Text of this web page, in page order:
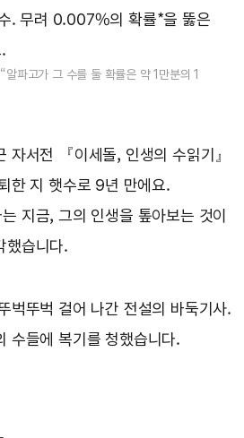
. 무려 0.007%의 확률*을 뚫은
파고가 그 수를 둘 확률은 약 1만분의 1
자서전 『이세돌, 인생의 수읽기』
한 지 햇수로 9년 만에요.
지금, 그의 인생을 톺아보는 것이
했습니다.
벅뚜벅 걸어 나간 전설의 바둑기사.
수들에 복기를 청했습니다.